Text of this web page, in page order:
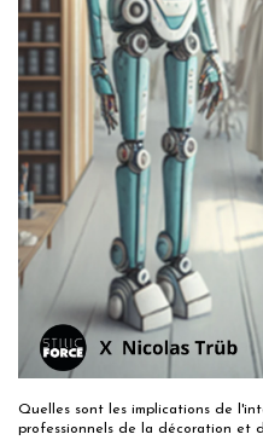
Quelles sont les implications de
professionnels de la décoration et